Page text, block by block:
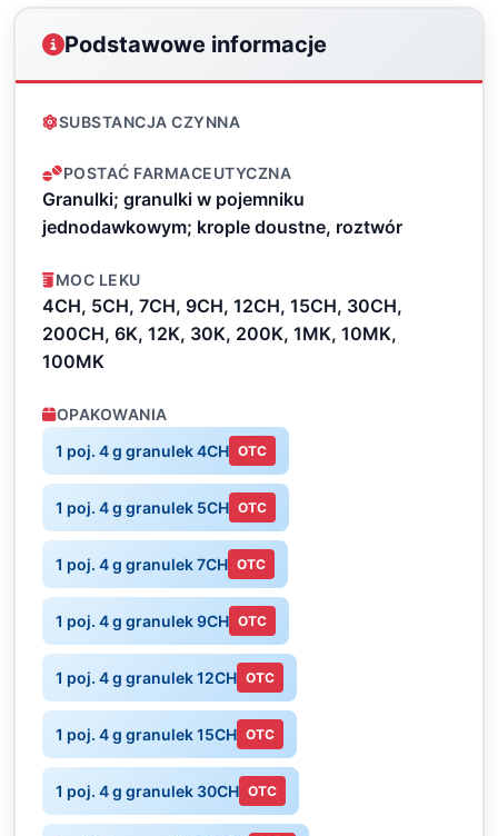
Podstawowe informacje
SUBSTANCJA CZYNNA
POSTAĆ FARMACEUTYCZNA
Granulki; granulki w pojemniku
jednodawkowym; krople doustne, roztwór
MOC LEKU
4CH, 5CH, 7CH, 9CH, 12CH, 15CH, 30CH,
200CH, 6K, 12K, 30K, 200K, 1MK, 10MK,
100MK
OPAKOWANIA
1 poj. 4 g granulek 4CH OTC
1 poj. 4 g granulek 5CH OTC
1 poj. 4 g granulek 7CH OTC
1 poj. 4 g granulek 9CH OTC
1 poj. 4 g granulek 12CH OTC
1 poj. 4 g granulek 15CH OTC
1 poj. 4 g granulek 30CH OTC